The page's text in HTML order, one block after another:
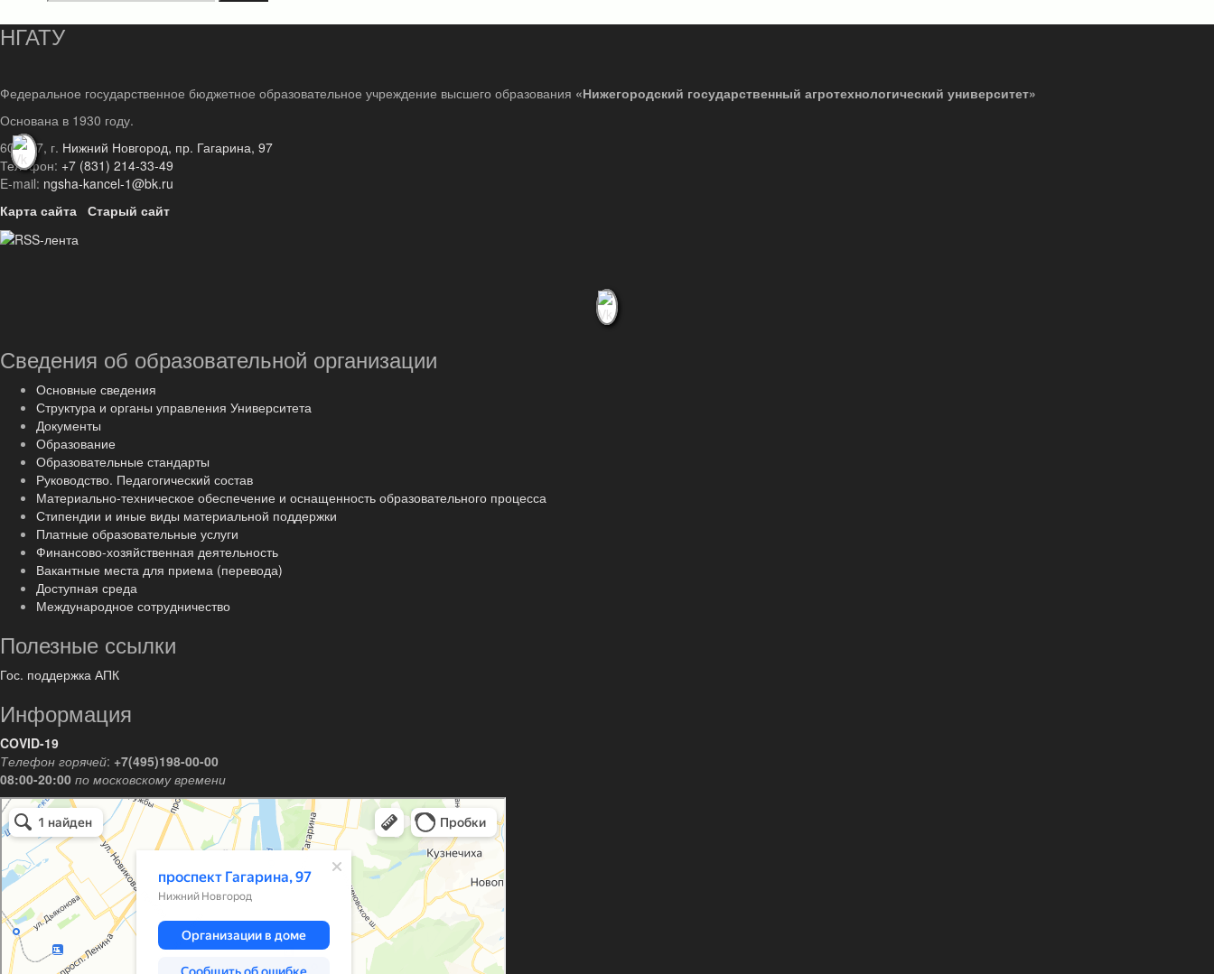
НГАТУ
Федеральное государственное бюджетное образовательное учреждение высшего образования «Нижегородский государственный агротехнологический университет»
Основана в 1930 году.
603107, г. Нижний Новгород, пр. Гагарина, 97
Телефон: +7 (831) 214-33-49
E-mail: ngsha-kancel-1@bk.ru
Карта сайта Старый сайт
Сведения об образовательной организации
Основные сведения
Структура и органы управления Университета
Документы
Образование
Образовательные стандарты
Руководство. Педагогический состав
Материально-техническое обеспечение и оснащенность образовательного процесса
Стипендии и иные виды материальной поддержки
Платные образовательные услуги
Финансово-хозяйственная деятельность
Вакантные места для приема (перевода)
Доступная среда
Международное сотрудничество
Полезные ссылки
Гос. поддержка АПК
Информация
COVID-19
Телефон горячей: +7(495)198-00-00
08:00-20:00 по московскому времени